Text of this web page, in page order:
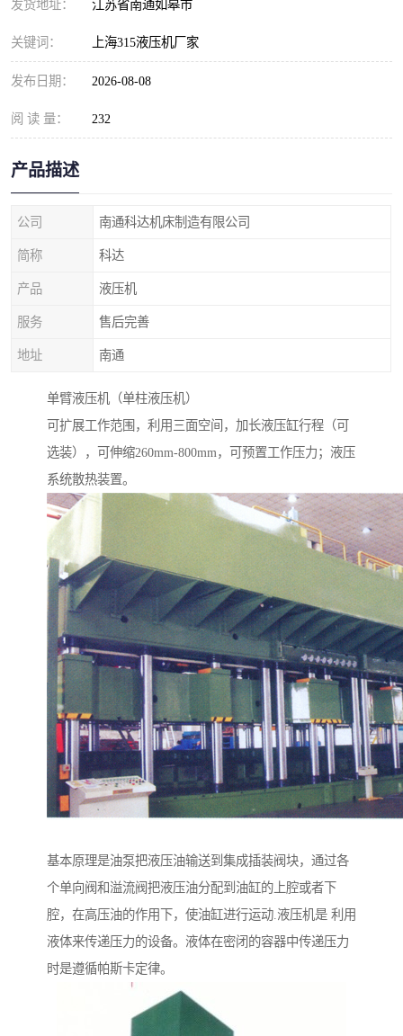
发货地址： 江苏省南通如皋市
关键词： 上海315液压机厂家
发布日期： 2026-08-08
阅 读 量： 232
产品描述
公司 南通科达机床制造有限公司
简称 科达
产品 液压机
服务 售后完善
地址 南通
单臂液压机（单柱液压机）
可扩展工作范围，利用三面空间，加长液压缸行程（可
选装），可伸缩260mm-800mm，可预置工作压力；液压
系统散热装置。
基本原理是油泵把液压油输送到集成插装阀块，通过各
个单向阀和溢流阀把液压油分配到油缸的上腔或者下
腔，在高压油的作用下，使油缸进行运动.液压机是 利用
液体来传递压力的设备。液体在密闭的容器中传递压力
时是遵循帕斯卡定律。